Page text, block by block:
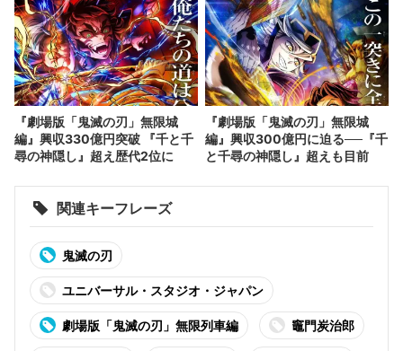
『劇場版「鬼滅の刃」無限城
編』興収330億円突破 『千と千
尋の神隠し』超え歴代2位に
『劇場版「鬼滅の刃」無限城
編』興収300億円に迫る──『千
と千尋の神隠し』超えも目前
関連キーフレーズ
鬼滅の刃
ユニバーサル・スタジオ・ジャパン
劇場版「鬼滅の刃」無限列車編 竈門炭治郎